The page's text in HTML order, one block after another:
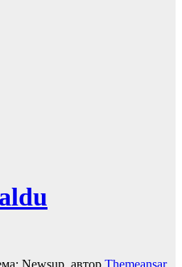
Newsup, автор Themeansar